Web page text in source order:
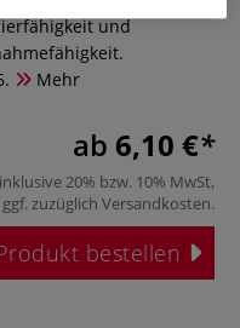
und
Mehr
ab 6,10 €
inklusive 20% bzw. 10% MwSt,
ggf. zuzüglich Versandkosten.
bestellen